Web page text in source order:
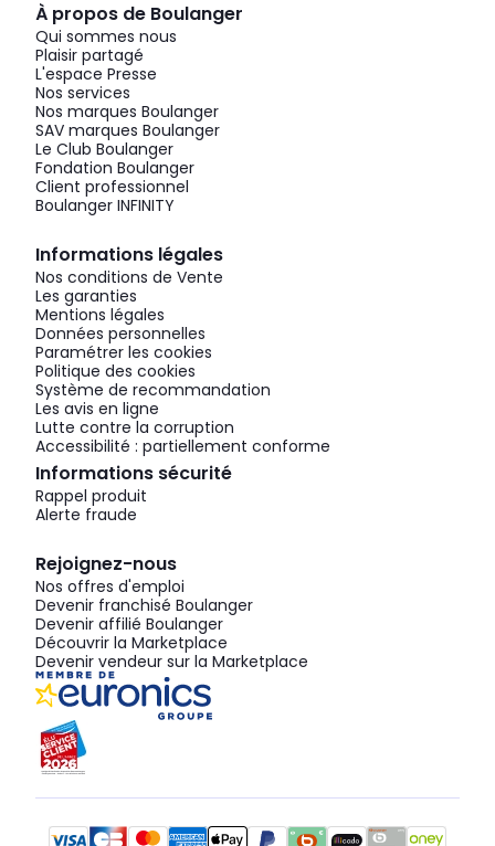
À propos de Boulanger
Qui sommes nous
Plaisir partagé
L'espace Presse
Nos services
Nos marques Boulanger
SAV marques Boulanger
Le Club Boulanger
Fondation Boulanger
Client professionnel
Boulanger INFINITY
Informations légales
Nos conditions de Vente
Les garanties
Mentions légales
Données personnelles
Paramétrer les cookies
Politique des cookies
Système de recommandation
Les avis en ligne
Lutte contre la corruption
Accessibilité : partiellement conforme
Informations sécurité
Rappel produit
Alerte fraude
Rejoignez-nous
Nos offres d'emploi
Devenir franchisé Boulanger
Devenir affilié Boulanger
Découvrir la Marketplace
Devenir vendeur sur la Marketplace